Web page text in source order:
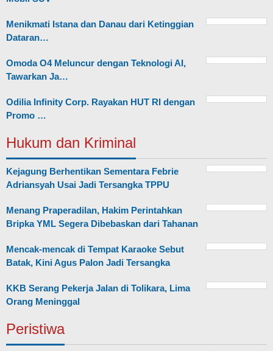
Menikmati Istana dan Danau dari Ketinggian
Dataran…
Omoda O4 Meluncur dengan Teknologi AI,
Tawarkan Ja…
Odilia Infinity Corp. Rayakan HUT RI dengan
Promo …
Hukum dan Kriminal
Kejagung Berhentikan Sementara Febrie
Adriansyah Usai Jadi Tersangka TPPU
Menang Praperadilan, Hakim Perintahkan
Bripka YML Segera Dibebaskan dari Tahanan
Mencak-mencak di Tempat Karaoke Sebut
Batak, Kini Agus Palon Jadi Tersangka
KKB Serang Pekerja Jalan di Tolikara, Lima
Orang Meninggal
Peristiwa